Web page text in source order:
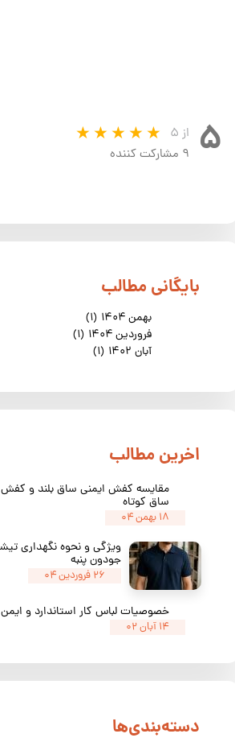
۵
از ۵
۹ مشارکت کننده
بهمن ۱۴۰۴
(۱)
فروردین ۱۴۰۴
(۱)
آبان ۱۴۰۲
(۱)
​بایگانی مطالب
​اخرین مطالب
مقایسه کفش ایمنی ساق بلند و کفش
ساق کوتاه
۱۸ بهمن ۰۴
ویژگی و نحوه نگهداری
جودون پنبه
۲۶ فروردین ۰۴
خصوصیات لباس کار استاندارد و ایمن
۱۴ آبان ۰۲
دسته‌بندی‌ها